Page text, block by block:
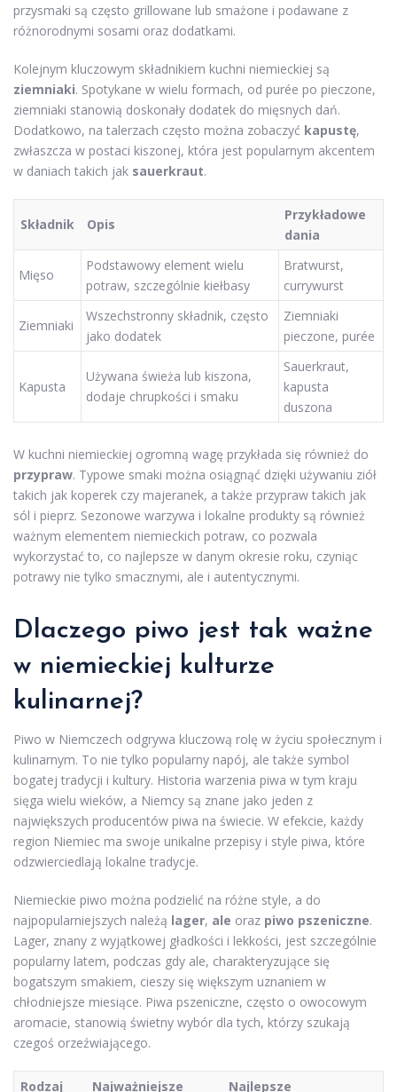
przysmaki są często grillowane lub smażone i podawane z
różnorodnymi sosami oraz dodatkami.
Kolejnym kluczowym składnikiem kuchni niemieckiej są
ziemniaki. Spotykane w wielu formach, od purée po pieczone,
ziemniaki stanowią doskonały dodatek do mięsnych dań.
Dodatkowo, na talerzach często można zobaczyć kapustę,
zwłaszcza w postaci kiszonej, która jest popularnym akcentem
w daniach takich jak sauerkraut.
Składnik Opis
Przykładowe
dania
Mięso
Podstawowy element wielu
potraw, szczególnie kiełbasy
Bratwurst,
currywurst
Ziemniaki
Wszechstronny składnik, często
jako dodatek
Ziemniaki
pieczone, purée
Kapusta
Używana świeża lub kiszona,
dodaje chrupkości i smaku
Sauerkraut,
kapusta
duszona
W kuchni niemieckiej ogromną wagę przykłada się również do
przypraw. Typowe smaki można osiągnąć dzięki używaniu ziół
takich jak koperek czy majeranek, a także przypraw takich jak
sól i pieprz. Sezonowe warzywa i lokalne produkty są również
ważnym elementem niemieckich potraw, co pozwala
wykorzystać to, co najlepsze w danym okresie roku, czyniąc
potrawy nie tylko smacznymi, ale i autentycznymi.
Dlaczego piwo jest tak ważne
w niemieckiej kulturze
kulinarnej?
Piwo w Niemczech odgrywa kluczową rolę w życiu społecznym i
kulinarnym. To nie tylko popularny napój, ale także symbol
bogatej tradycji i kultury. Historia warzenia piwa w tym kraju
sięga wielu wieków, a Niemcy są znane jako jeden z
największych producentów piwa na świecie. W efekcie, każdy
region Niemiec ma swoje unikalne przepisy i style piwa, które
odzwierciedlają lokalne tradycje.
Niemieckie piwo można podzielić na różne style, a do
najpopularniejszych należą lager, ale oraz piwo pszeniczne.
Lager, znany z wyjątkowej gładkości i lekkości, jest szczególnie
popularny latem, podczas gdy ale, charakteryzujące się
bogatszym smakiem, cieszy się większym uznaniem w
chłodniejsze miesiące. Piwa pszeniczne, często o owocowym
aromacie, stanowią świetny wybór dla tych, którzy szukają
czegoś orzeźwiającego.
Rodzaj Najważniejsze Najlepsze